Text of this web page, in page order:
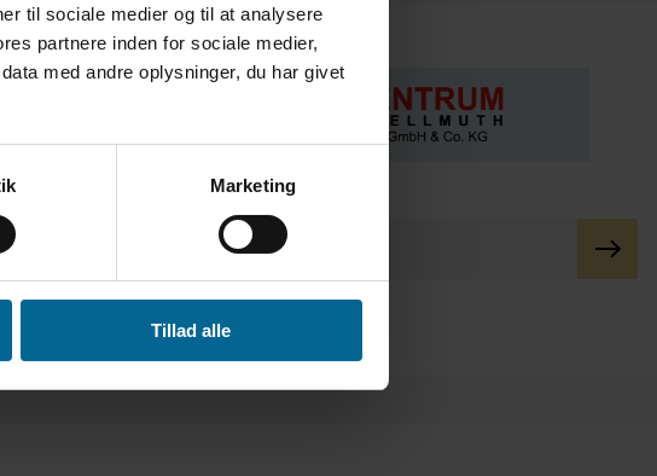
til sociale medier og til at analysere
partnere inden for sociale medier,
med andre oplysninger, du har givet
Marketing
Tillad alle
Website besuchen